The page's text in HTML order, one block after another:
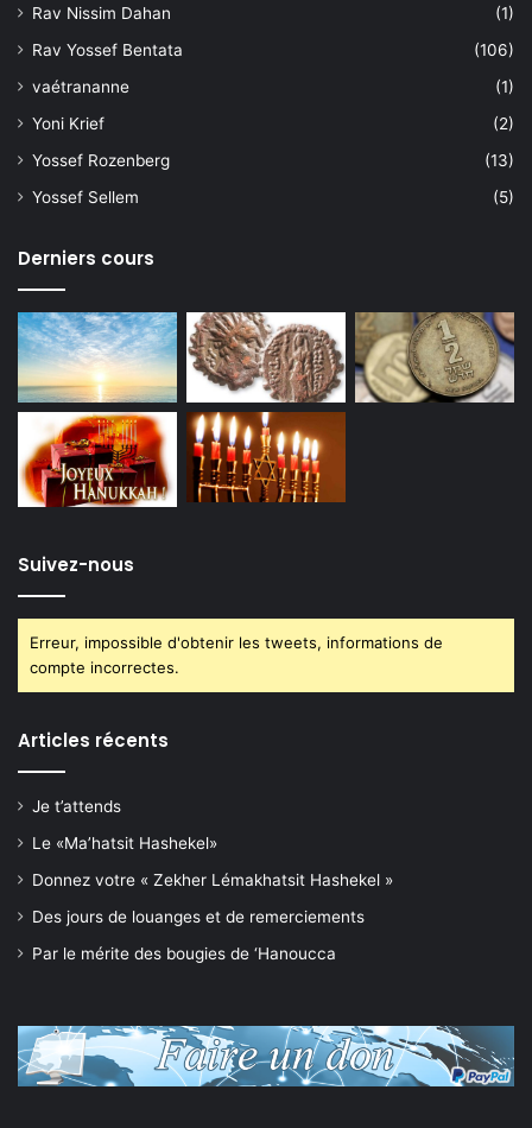
Rav Nissim Dahan
(1)
Rav Yossef Bentata
(106)
vaétrananne
(1)
Yoni Krief
(2)
Yossef Rozenberg
(13)
Yossef Sellem
(5)
Derniers cours
Suivez-nous
Erreur, impossible d'obtenir les tweets, informations de
compte incorrectes.
Articles récents
Je t’attends
Le «Ma’hatsit Hashekel»
Donnez votre « Zekher Lémakhatsit Hashekel »
Des jours de louanges et de remerciements
Par le mérite des bougies de ‘Hanoucca